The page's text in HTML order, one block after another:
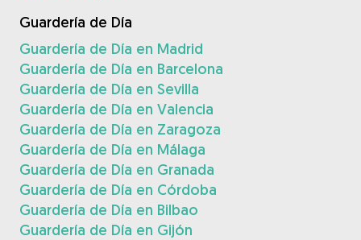
Guardería de Día
Guardería de Día en Madrid
Guardería de Día en Barcelona
Guardería de Día en Sevilla
Guardería de Día en Valencia
Guardería de Día en Zaragoza
Guardería de Día en Málaga
Guardería de Día en Granada
Guardería de Día en Córdoba
Guardería de Día en Bilbao
Guardería de Día en Gijón